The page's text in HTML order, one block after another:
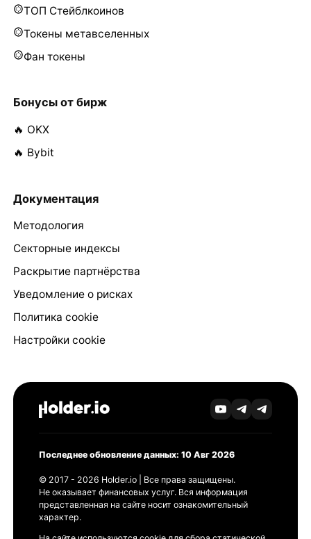
ТОП Стейблкоинов
Токены метавселенных
Фан токены
Бонусы от бирж
🔥 OKX
🔥 Bybit
Документация
Методология
Секторные индексы
Раскрытие партнёрства
Уведомление о рисках
Политика cookie
Настройки cookie
Последнее обновление данных: 10 Авг 2026
© 2017 - 2026 Holder.io | Все права защищены.
Не оказывает финансовых услуг. Вся информация
представленная на сайте носит ознакомительный
характер.